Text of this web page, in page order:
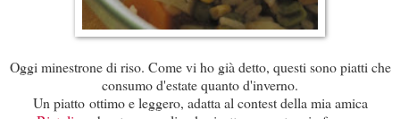
Oggi minestrone di riso. Come vi ho già detto, questi sono piatti che
consumo d'estate quanto d'inverno.
Un piatto ottimo e leggero, adatta al contest della mia amica